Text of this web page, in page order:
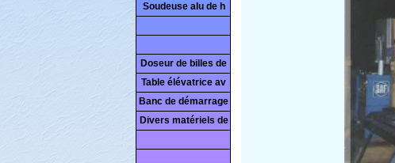
Soudeuse alu de h
Doseur de billes de
Table élévatrice av
Banc de démarrage
Divers matériels de